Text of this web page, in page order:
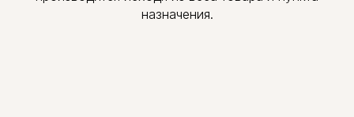
назначения.